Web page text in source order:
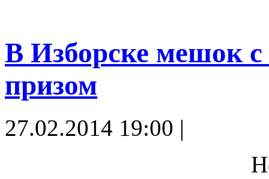
В Изборске мешок
призом
27.02.2014 19:00 |